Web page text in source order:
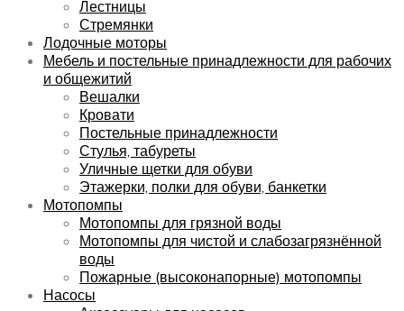
Лестницы
Стремянки
Лодочные моторы
Мебель и постельные принадлежности для рабочих
и общежитий
Вешалки
Кровати
Постельные принадлежности
Стулья, табуреты
Уличные щетки для обуви
Этажерки, полки для обуви, банкетки
Мотопомпы
Мотопомпы для грязной воды
Мотопомпы для чистой и слабозагрязнённой
воды
Пожарные (высоконапорные) мотопомпы
Насосы